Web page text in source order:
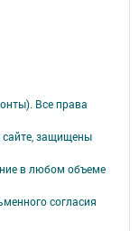
Все права
защищены
в любом объеме
согласия